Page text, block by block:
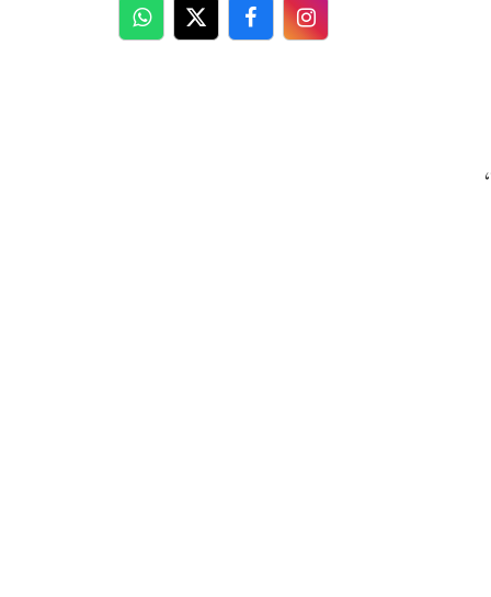
WhatsApp
TwitterFacebookFacebook